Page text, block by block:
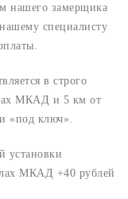
нашего замерщика
специалисту
в строго
МКАД и 5 км от
«под ключ».
установки
МКАД +40 рублей